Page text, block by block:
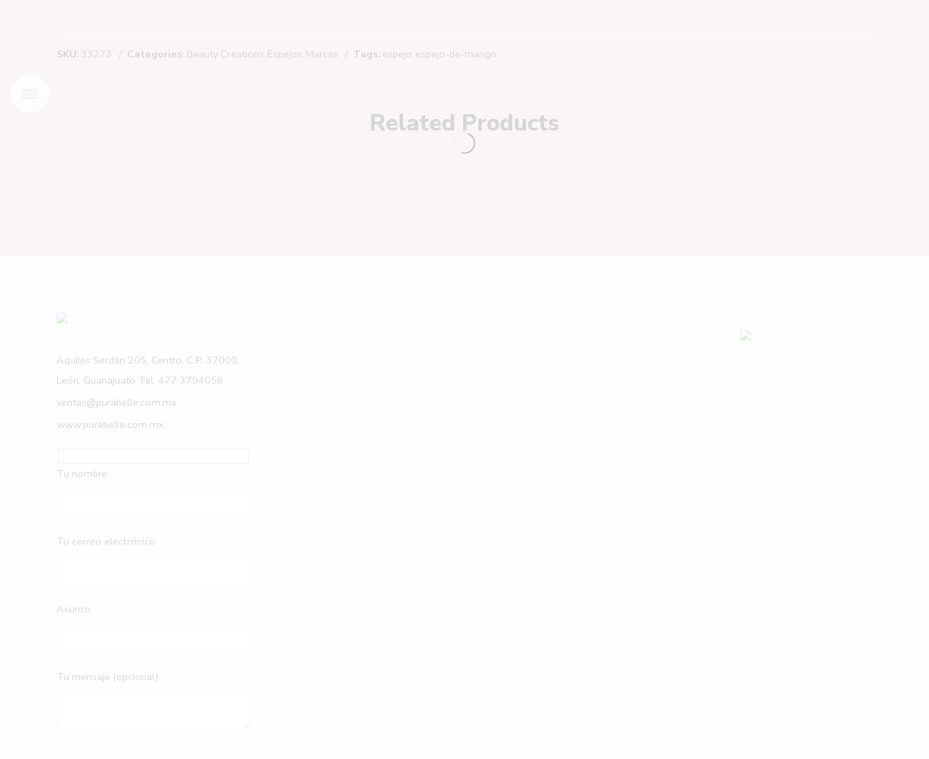
SKU: 33273 Categories: Beauty Creations, Espejos, Marcas Tags: espejo, espejo-de-mango
Related Products
Aquiles Serdán 205, Centro, C.P. 37000,
León, Guanajuato Tel. 477 3794056
ventas@purabelle.com.mx
www.purabelle.com.mx
Tu nombre
Tu correo electrónico
Asunto
Tu mensaje (opcional)